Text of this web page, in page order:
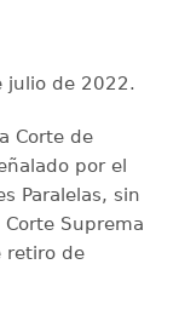
julio de 2022.
Corte de
por el
Paralelas, sin
Suprema
retiro de